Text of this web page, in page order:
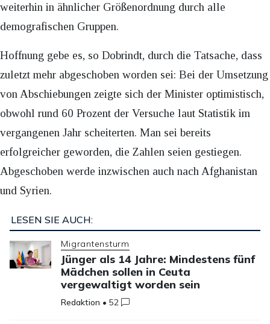
weiterhin in ähnlicher Größenordnung durch alle
demografischen Gruppen.
Hoffnung gebe es, so Dobrindt, durch die Tatsache, dass
zuletzt mehr abgeschoben worden sei: Bei der Umsetzung
von Abschiebungen zeigte sich der Minister optimistisch,
obwohl rund 60 Prozent der Versuche laut Statistik im
vergangenen Jahr scheiterten. Man sei bereits
erfolgreicher geworden, die Zahlen seien gestiegen.
Abgeschoben werde inzwischen auch nach Afghanistan
und Syrien.
LESEN SIE AUCH:
Migrantensturm
Jünger als 14 Jahre: Mindestens fünf
Mädchen sollen in Ceuta
vergewaltigt worden sein
Redaktion •52